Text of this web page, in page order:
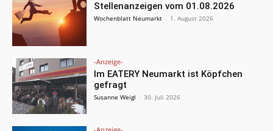
Stellenanzeigen vom 01.08.2026
Wochenblatt Neumarkt - 1. August 2026
-Anzeige-
Im EATERY Neumarkt ist Köpfchen
gefragt
Susanne Weigl - 30. Juli 2026